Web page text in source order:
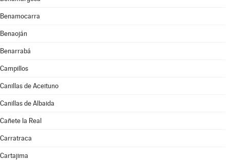
Benamocarra
Benaoján
Benarrabá
Campillos
Canillas de Aceituno
Canillas de Albaida
Cañete la Real
Carratraca
Cartajima